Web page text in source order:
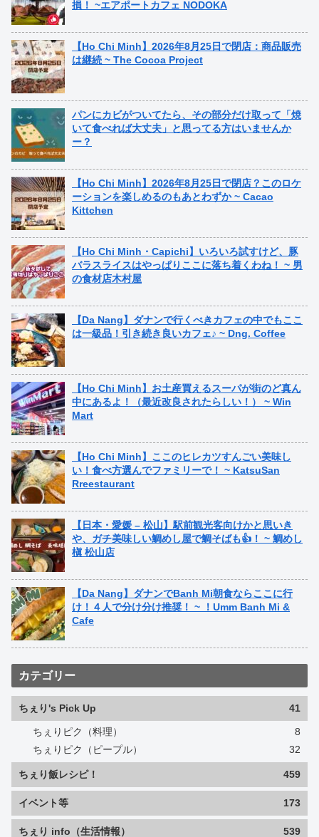
損！ ~エアポートカフェ NODOKA
【Ho Chi Minh】2026年8月25日で閉店：商品販売
は継続 ~ The Cocoa Project
パンにカビがついてたら、その部分だけ取って「焼
いて食べれば大丈夫」と思ってる方はいませんか
ー？
【Ho Chi Minh】2026年8月25日で閉店？このロケ
ーションを楽しめるのもあとわずか ~ Cacao
Kittchen
【Ho Chi Minh・Capichi】いろいろ試すけど、豚
バラスライスはやっぱりここに落ち着くわね！ ~ 男
の食材店木村屋
【Da Nang】ダナンで行くべきカフェの中でもここ
は一級品！引き続き良いカフェ♪ ~ Dng. Coffee
【Ho Chi Minh】お土産買えるスーパが街のど真ん
中にあるよ！（最近改良されたらしい！） ~ Win
Mart
【Ho Chi Minh】ここのヒレカツすんごい美味し
い！食べ方選んでファミリーで！ ~ KatsuSan
Rreestaurant
【日本・愛媛 – 松山】駅前観光客向けかと思いき
や、ガチ美味しい鯛めし屋で鯛そばも👍！ ~ 鯛めし
槇 松山店
【Da Nang】ダナンでBanh Mi朝食ならここに行
け！４人で分け分け推奨！ ~ ！Umm Banh Mi &
Cafe
カテゴリー
ちぇり's Pick Up 41
ちぇりピク（料理）
8
ちぇりピク（ピープル）
32
ちぇり飯レシピ！ 459
イベント等 173
ちぇり info（生活情報） 539